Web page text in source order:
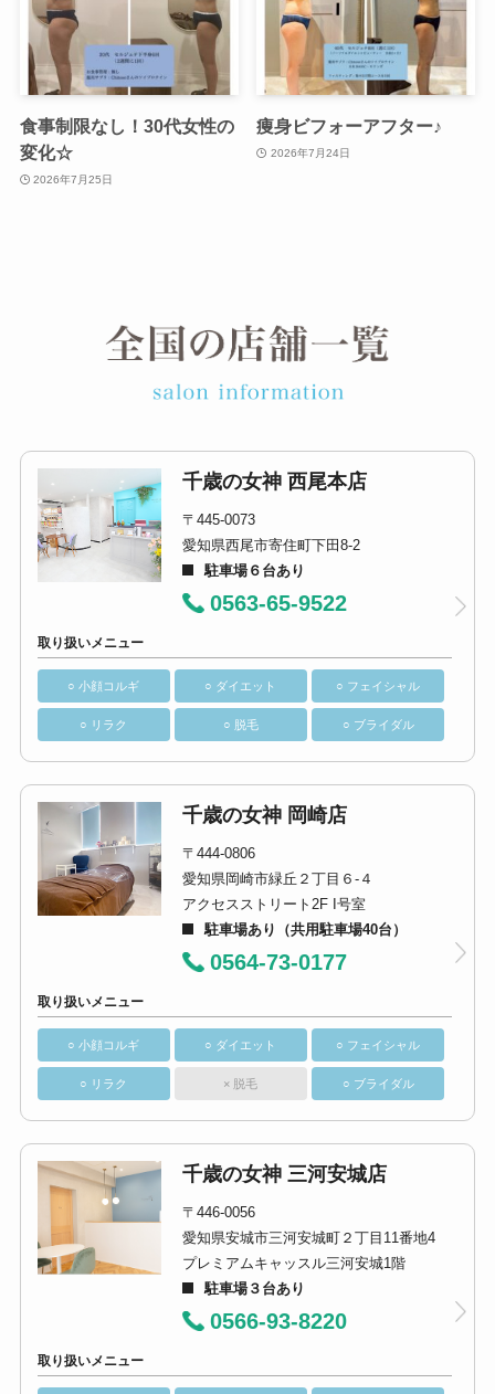
食事制限なし！30代女性の
変化☆
2026年7月25日
痩身ビフォーアフター♪
2026年7月24日
千歳の女神 西尾本店
〒445-0073
愛知県西尾市寄住町下田8-2
駐車場６台あり
0563-65-9522
取り扱いメニュー
○ 小顔コルギ ○ ダイエット ○ フェイシャル
○ リラク ○ 脱毛 ○ ブライダル
千歳の女神 岡崎店
〒444-0806
愛知県岡崎市緑丘２丁目６-４
アクセスストリート2F I号室
駐車場あり（共用駐車場40台）
0564-73-0177
取り扱いメニュー
○ 小顔コルギ ○ ダイエット ○ フェイシャル
○ リラク × 脱毛 ○ ブライダル
千歳の女神 三河安城店
〒446-0056
愛知県安城市三河安城町２丁目11番地4
プレミアムキャッスル三河安城1階
駐車場３台あり
0566-93-8220
取り扱いメニュー